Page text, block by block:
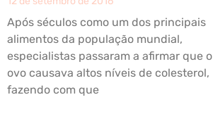
Após séculos como um dos principais
alimentos da população mundial,
especialistas passaram a afirmar que o
ovo causava altos níveis de colesterol,
fazendo com que